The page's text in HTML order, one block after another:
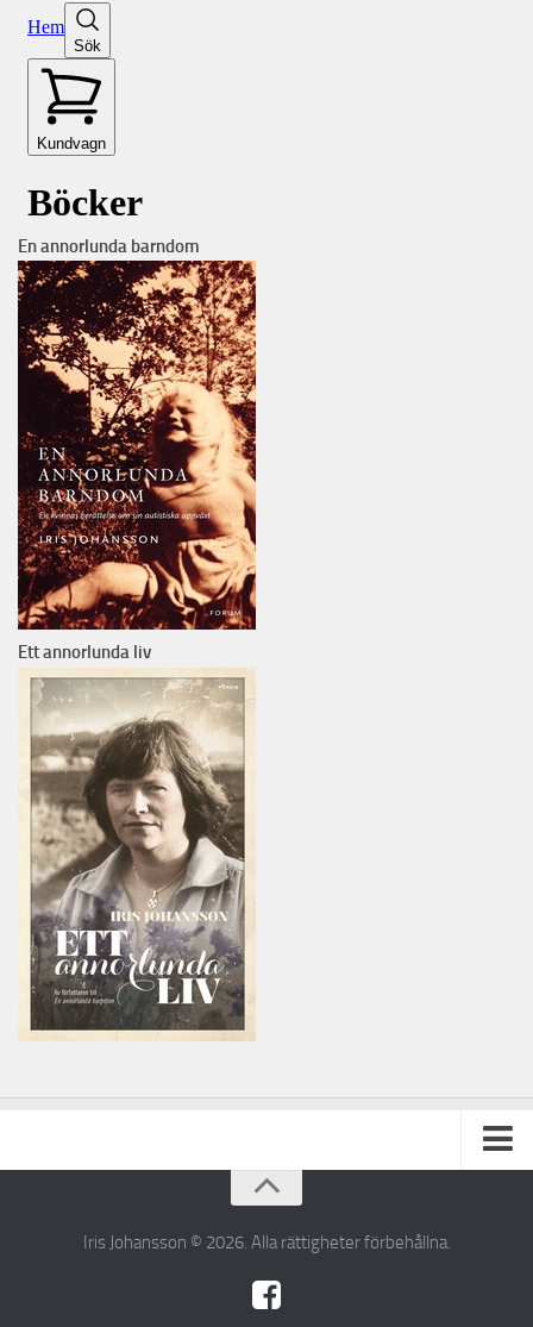
En annorlunda barndom
Ett annorlunda liv
Iris Johansson © 2026. Alla rättigheter förbehållna.